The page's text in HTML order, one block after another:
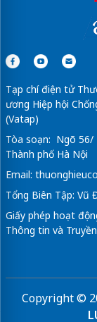
Tạp chí điện tử
ương Hiệp hội
(Vatap)
Tòa soạn: Ngõ 56/
Thành phố Hà Nội
Email:
Tổng Biên Tập: Vũ
Giấy phép hoạt
Thông tin và
Copyright ©